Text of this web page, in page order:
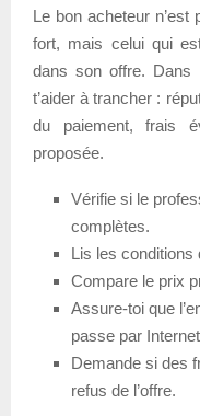
Le bon acheteur
fort, mais celui qui
dans son offre. Dans
t’aider à trancher :
du paiement, frais
proposée.
Vérifie si le
complètes.
Lis les conditions
Compare le prix
Assure-toi que
passe par
Demande si des
refus de l’offre.